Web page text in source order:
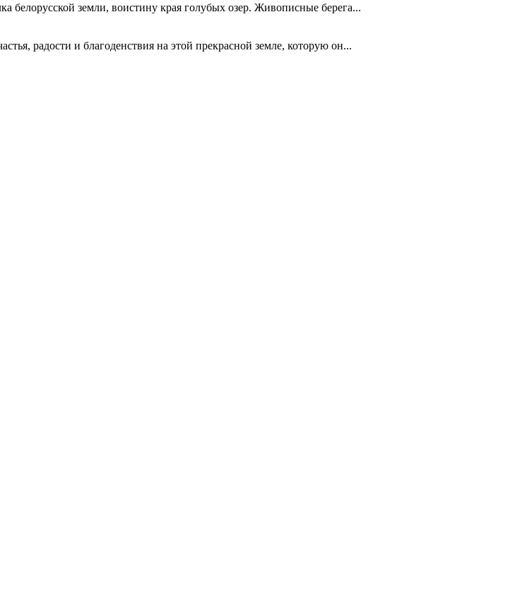
белорусской земли, воистину края голубых озер. Живописные берега...
радости и благоденствия на этой прекрасной земле, которую он...